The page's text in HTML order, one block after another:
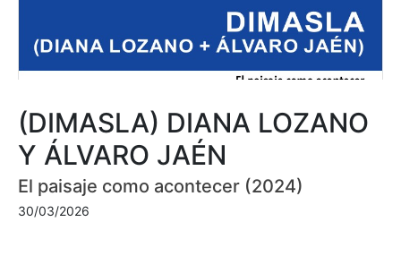
(DIMASLA) DIANA LOZANO
Y ÁLVARO JAÉN
El paisaje como acontecer (2024)
30/03/2026